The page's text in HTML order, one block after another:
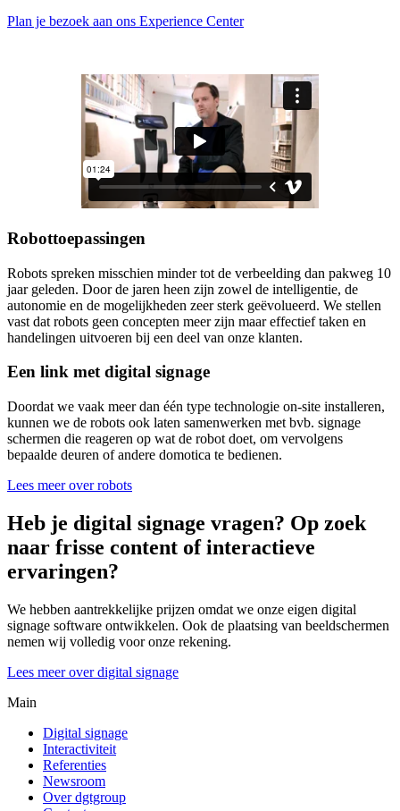
Plan je bezoek aan ons Experience Center
Robottoepassingen
Robots spreken misschien minder tot de verbeelding dan pakweg 10
jaar geleden. Door de jaren heen zijn zowel de intelligentie, de
autonomie en de mogelijkheden zeer sterk geëvolueerd. We stellen
vast dat robots geen concepten meer zijn maar effectief taken en
handelingen uitvoeren bij een deel van onze klanten.
Een link met digital signage
Doordat we vaak meer dan één type technologie on-site installeren,
kunnen we de robots ook laten samenwerken met bvb. signage
schermen die reageren op wat de robot doet, om vervolgens
bepaalde deuren of andere domotica te bedienen.
Lees meer over robots
Heb je digital signage vragen? Op zoek
naar frisse content of interactieve
ervaringen?
We hebben aantrekkelijke prijzen omdat we onze eigen digital
signage software ontwikkelen. Ook de plaatsing van beeldschermen
nemen wij volledig voor onze rekening.
Lees meer over digital signage
Main
Digital signage
Interactiviteit
Referenties
Newsroom
Over dgtgroup